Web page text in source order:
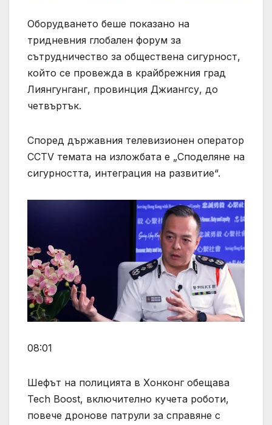
Оборудването беше показано на
тридневния глобален форум за
сътрудничество за обществена сигурност,
който се провежда в крайбрежния град
Лиянгунганг, провинция Джиангсу, до
четвъртък.
Според държавния телевизионен оператор
CCTV темата на изложбата е „Споделяне на
сигурността, интеграция на развитие“.
08:01
Шефът на полицията в Хонконг обещава
Tech Boost, включително кучета роботи,
повече дронове патрули за справяне с